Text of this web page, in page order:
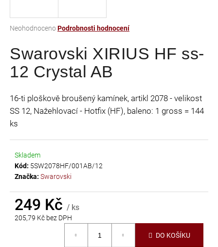
Průměrné
produktu
je
0,0
hvězdiček.
NeohodnocenoPodrobnosti hodnocení
Swarovski XIRIUS HF ss-
12 Crystal AB
16-ti ploškově broušený kamínek, artikl 2078 - velikost
SS 12, Nažehlovací - Hotfix (HF), baleno: 1 gross = 144
ks
Skladem
Kód: 5SW2078HF/001AB/12
Značka: Swarovski
249 Kč / ks
205,79 Kč bez DPH
DO KOŠÍKU
j
t
?
HLEDAT
D
o
p
u